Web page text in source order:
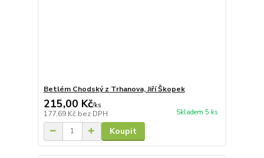
Betlém Chodský z Trhanova, Jiří Škopek
215,00 Kč/ks
177,69 Kč bez DPH Skladem 5 ks
Koupit